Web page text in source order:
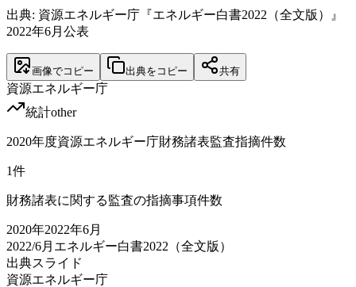
出典: 資源エネルギー庁『エネルギー白書2022（全文版）』
2022年6月公表
画像でコピー 出典をコピー 共有
資源エネルギー庁
統計other
2020年度資源エネルギー庁財務諸表監査指摘件数
1件
財務諸表に関する監査の指摘事項件数
2020年2022年6月
2022/6月 エネルギー白書2022（全文版）
出典スライド
資源エネルギー庁